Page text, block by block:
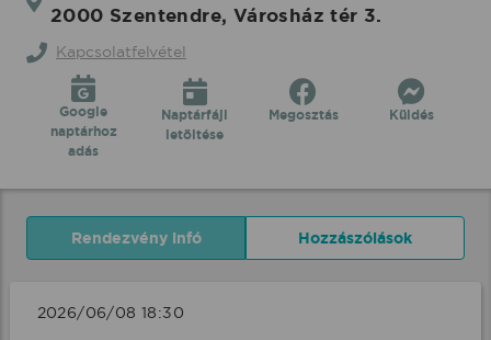
2000 Szentendre, Városház tér 3.
Kapcsolatfelvétel
Google
naptárhoz
adás
Naptárfájl
letöltése
Megosztás Küldés
Rendezvény infó Hozzászólások
2026/06/08 18:30